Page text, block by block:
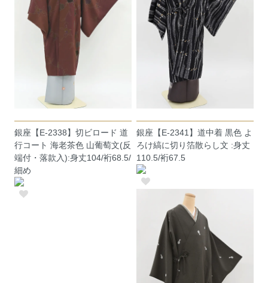
銀座【E-2338】切ビロード 道
行コート 海老茶色 山葡萄文(反
端付・落款入):身丈104/裄68.5/
細め
銀座【E-2341】道中着 黒色 よ
ろけ縞に切り箔散らし文 :身丈
110.5/裄67.5